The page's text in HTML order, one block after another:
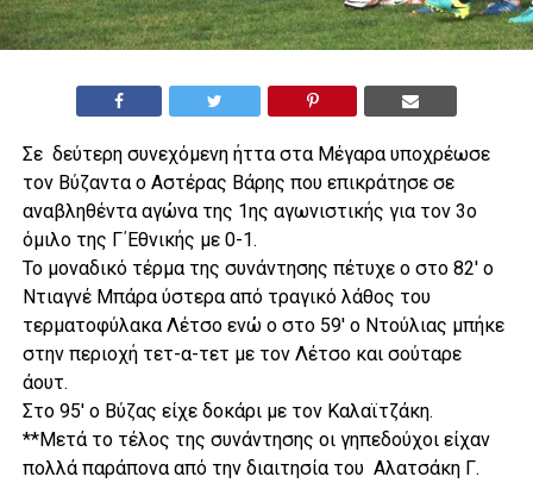
Σε δεύτερη συνεχόμενη ήττα στα Μέγαρα υποχρέωσε
τον Βύζαντα ο Αστέρας Βάρης που επικράτησε σε
αναβληθέντα αγώνα της 1ης αγωνιστικής για τον 3ο
όμιλο της Γ΄Εθνικής με 0-1.
Το μοναδικό τέρμα της συνάντησης πέτυχε ο στο 82′ ο
Ντιαγνέ Μπάρα ύστερα από τραγικό λάθος του
τερματοφύλακα Λέτσο ενώ ο στο 59′ ο Ντούλιας μπήκε
στην περιοχή τετ-α-τετ με τον Λέτσο και σούταρε
άουτ.
Στο 95′ ο Βύζας είχε δοκάρι με τον Καλαϊτζάκη.
**Μετά το τέλος της συνάντησης οι γηπεδούχοι είχαν
πολλά παράπονα από την διαιτησία του Αλατσάκη Γ.